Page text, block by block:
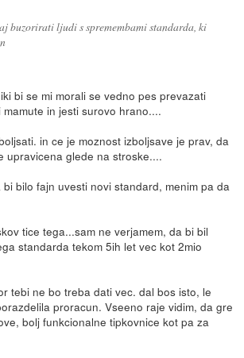
buzorirati ljudi s spremembami standarda, ki
bi se mi morali se vedno pes prevazati
in jesti surovo hrano....
in ce je moznost izboljsave je prav, da
upravicena glede na stroske....
bilo fajn uvesti novi standard, menim pa da
tice tega...sam ne verjamem, da bi bil
standarda tekom 5ih let vec kot 2mio
tebi ne bo treba dati vec. dal bos isto, le
proracun. Vseeno raje vidim, da gre
bolj funkcionalne tipkovnice kot pa za